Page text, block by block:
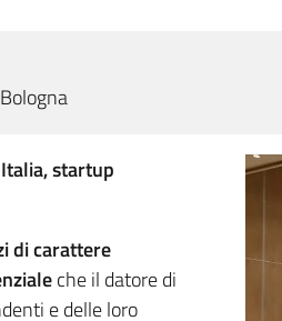
startup
di carattere
che il datore di
e delle loro